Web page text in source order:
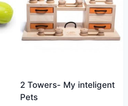
2 Towers- My inteligent
Pets